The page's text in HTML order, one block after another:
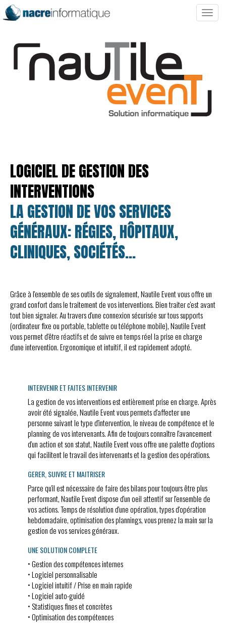
LOGICIEL DE GESTION DES
INTERVENTIONS
LA GESTION DE VOS SERVICES
GÉNÉRAUX: RÉGIES, HÔPITAUX,
CLINIQUES, SOCIÉTÉS...
Grâce à l'ensemble de ses outils de signalement, Nautile Event vous offre un
grand confort dans le traitement de vos interventions. Bien traiter c'est avant
tout bien signaler. Au travers d'une connexion sécurisée sur tous supports
(ordinateur fixe ou portable, tablette ou téléphone mobile), Nautile Event
vous permet d'être réactifs et de suivre en temps réel la prise en charge
d'une intervention. Ergonomique et intuitif, il est rapidement adopté.
INTERVENIR ET FAITES INTERVENIR
La gestion de vos interventions est entièrement prise en charge. Après
avoir été signalée, Nautile Event vous permets d'affecter une
personne suivant le type d'intervention, le niveau de compétence et le
planning de vos intervenants. Afin de toujours connaître l'avancement
d'un action et son statut, Nautile Event vous offre une palette d'options
qui facilitent le travail des intervenants et la gestion des opérations.
GERER, SUIVRE ET MAITRISER
Parce qu'il est nécessaire de faire des bilans pour toujours être plus
performant, Nautile Event dispose d'un oeil attentif sur l'ensemble de
vos actions. Temps de résolution d'une opération, types d'opération
hebdomadaire, optimisation des plannings, vous prenez la main sur la
gestion de vos services généraux.
UNE SOLUTION COMPLETE
• Gestion des compétences internes
• Logiciel personnalisable
• Logiciel intuitif / Prise en main rapide
• Logiciel auto-guidé
• Statistiques fines et concrètes
• Optimisation des compétences